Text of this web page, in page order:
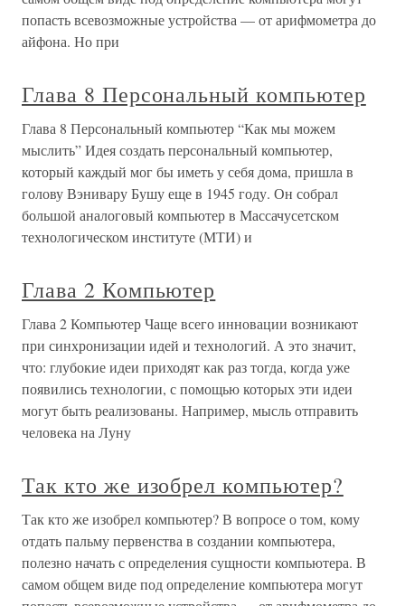
попасть всевозможные устройства — от арифмометра до
айфона. Но при
Глава 8 Персональный компьютер
Глава 8 Персональный компьютер “Как мы можем
мыслить” Идея создать персональный компьютер,
который каждый мог бы иметь у себя дома, пришла в
голову Вэнивару Бушу еще в 1945 году. Он собрал
большой аналоговый компьютер в Массачусетском
технологическом институте (МТИ) и
Глава 2 Компьютер
Глава 2 Компьютер Чаще всего инновации возникают
при синхронизации идей и технологий. А это значит,
что: глубокие идеи приходят как раз тогда, когда уже
появились технологии, с помощью которых эти идеи
могут быть реализованы. Например, мысль отправить
человека на Луну
Так кто же изобрел компьютер?
Так кто же изобрел компьютер? В вопросе о том, кому
отдать пальму первенства в создании компьютера,
полезно начать с определения сущности компьютера. В
самом общем виде под определение компьютера могут